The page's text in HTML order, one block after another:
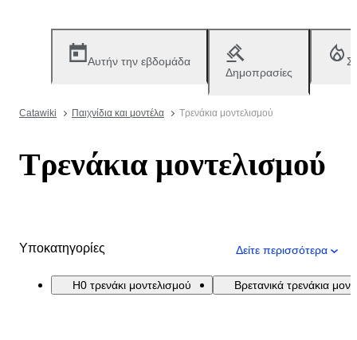
Αυτήν την εβδομάδα
Δημοπρασίες
Catawiki Παιχνίδια και μοντέλα Τρενάκια μοντελισμού
Τρενάκια μοντελισμού
Υποκατηγορίες Δείτε περισσότερα
H0 τρενάκι μοντελισμού Βρετανικά τρενάκια